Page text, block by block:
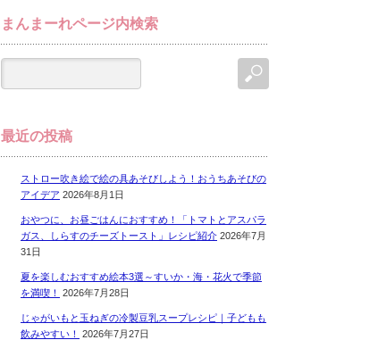
まんまーれページ内検索
最近の投稿
ストロー吹き絵で絵の具あそびしよう！おうちあそびの
アイデア 2026年8月1日
おやつに、お昼ごはんにおすすめ！「トマトとアスパラ
ガス、しらすのチーズトースト」レシピ紹介 2026年7月
31日
夏を楽しむおすすめ絵本3選～すいか・海・花火で季節
を満喫！
2026年7月28日
じゃがいもと玉ねぎの冷製豆乳スープレシピ｜子どもも
飲みやすい！
2026年7月27日